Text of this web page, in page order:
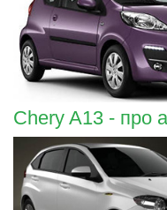
Chery A13 - про